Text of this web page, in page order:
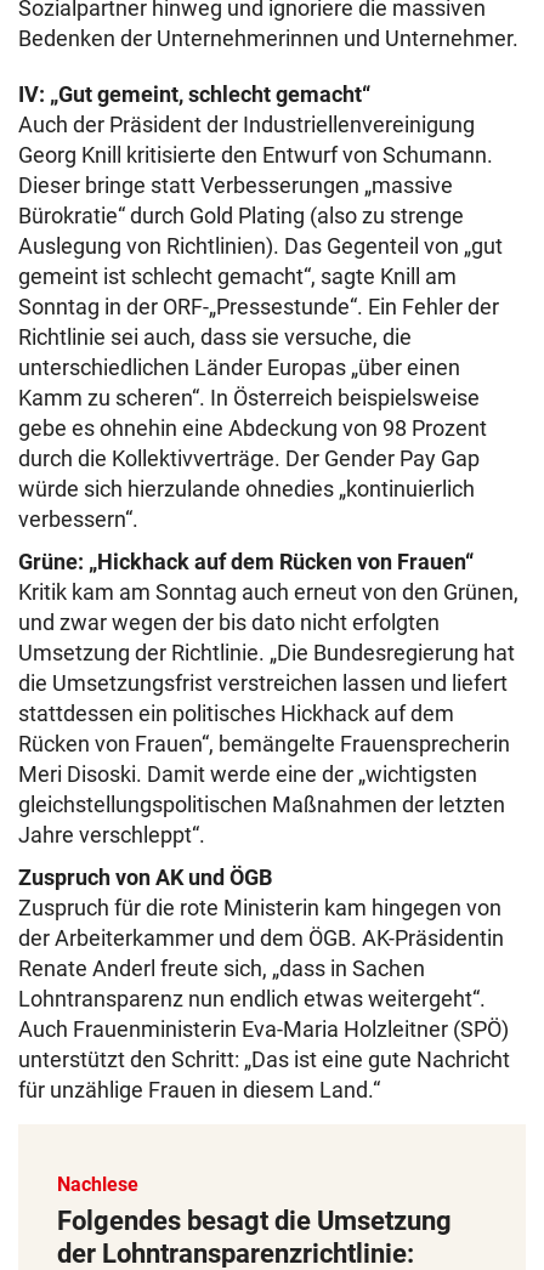
Sozialpartner hinweg und ignoriere die massiven
Bedenken der Unternehmerinnen und Unternehmer.
IV: „Gut gemeint, schlecht gemacht“
Auch der Präsident der Industriellenvereinigung
Georg Knill kritisierte den Entwurf von Schumann.
Dieser bringe statt Verbesserungen „massive
Bürokratie“ durch Gold Plating (also zu strenge
Auslegung von Richtlinien). Das Gegenteil von „gut
gemeint ist schlecht gemacht“, sagte Knill am
Sonntag in der ORF-„Pressestunde“. Ein Fehler der
Richtlinie sei auch, dass sie versuche, die
unterschiedlichen Länder Europas „über einen
Kamm zu scheren“. In Österreich beispielsweise
gebe es ohnehin eine Abdeckung von 98 Prozent
durch die Kollektivverträge. Der Gender Pay Gap
würde sich hierzulande ohnedies „kontinuierlich
verbessern“.
Grüne: „Hickhack auf dem Rücken von Frauen“
Kritik kam am Sonntag auch erneut von den Grünen,
und zwar wegen der bis dato nicht erfolgten
Umsetzung der Richtlinie. „Die Bundesregierung hat
die Umsetzungsfrist verstreichen lassen und liefert
stattdessen ein politisches Hickhack auf dem
Rücken von Frauen“, bemängelte Frauensprecherin
Meri Disoski. Damit werde eine der „wichtigsten
gleichstellungspolitischen Maßnahmen der letzten
Jahre verschleppt“.
Zuspruch von AK und ÖGB
Zuspruch für die rote Ministerin kam hingegen von
der Arbeiterkammer und dem ÖGB. AK-Präsidentin
Renate Anderl freute sich, „dass in Sachen
Lohntransparenz nun endlich etwas weitergeht“.
Auch Frauenministerin Eva-Maria Holzleitner (SPÖ)
unterstützt den Schritt: „Das ist eine gute Nachricht
für unzählige Frauen in diesem Land.“
Nachlese
Folgendes besagt die Umsetzung
der Lohntransparenzrichtlinie: